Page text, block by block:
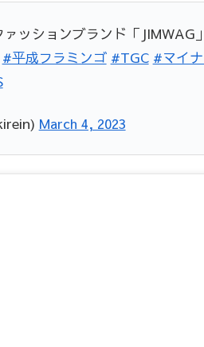
ァッションブランド「
#平成フラミンゴ #TGC #マイ
March 4, 2023